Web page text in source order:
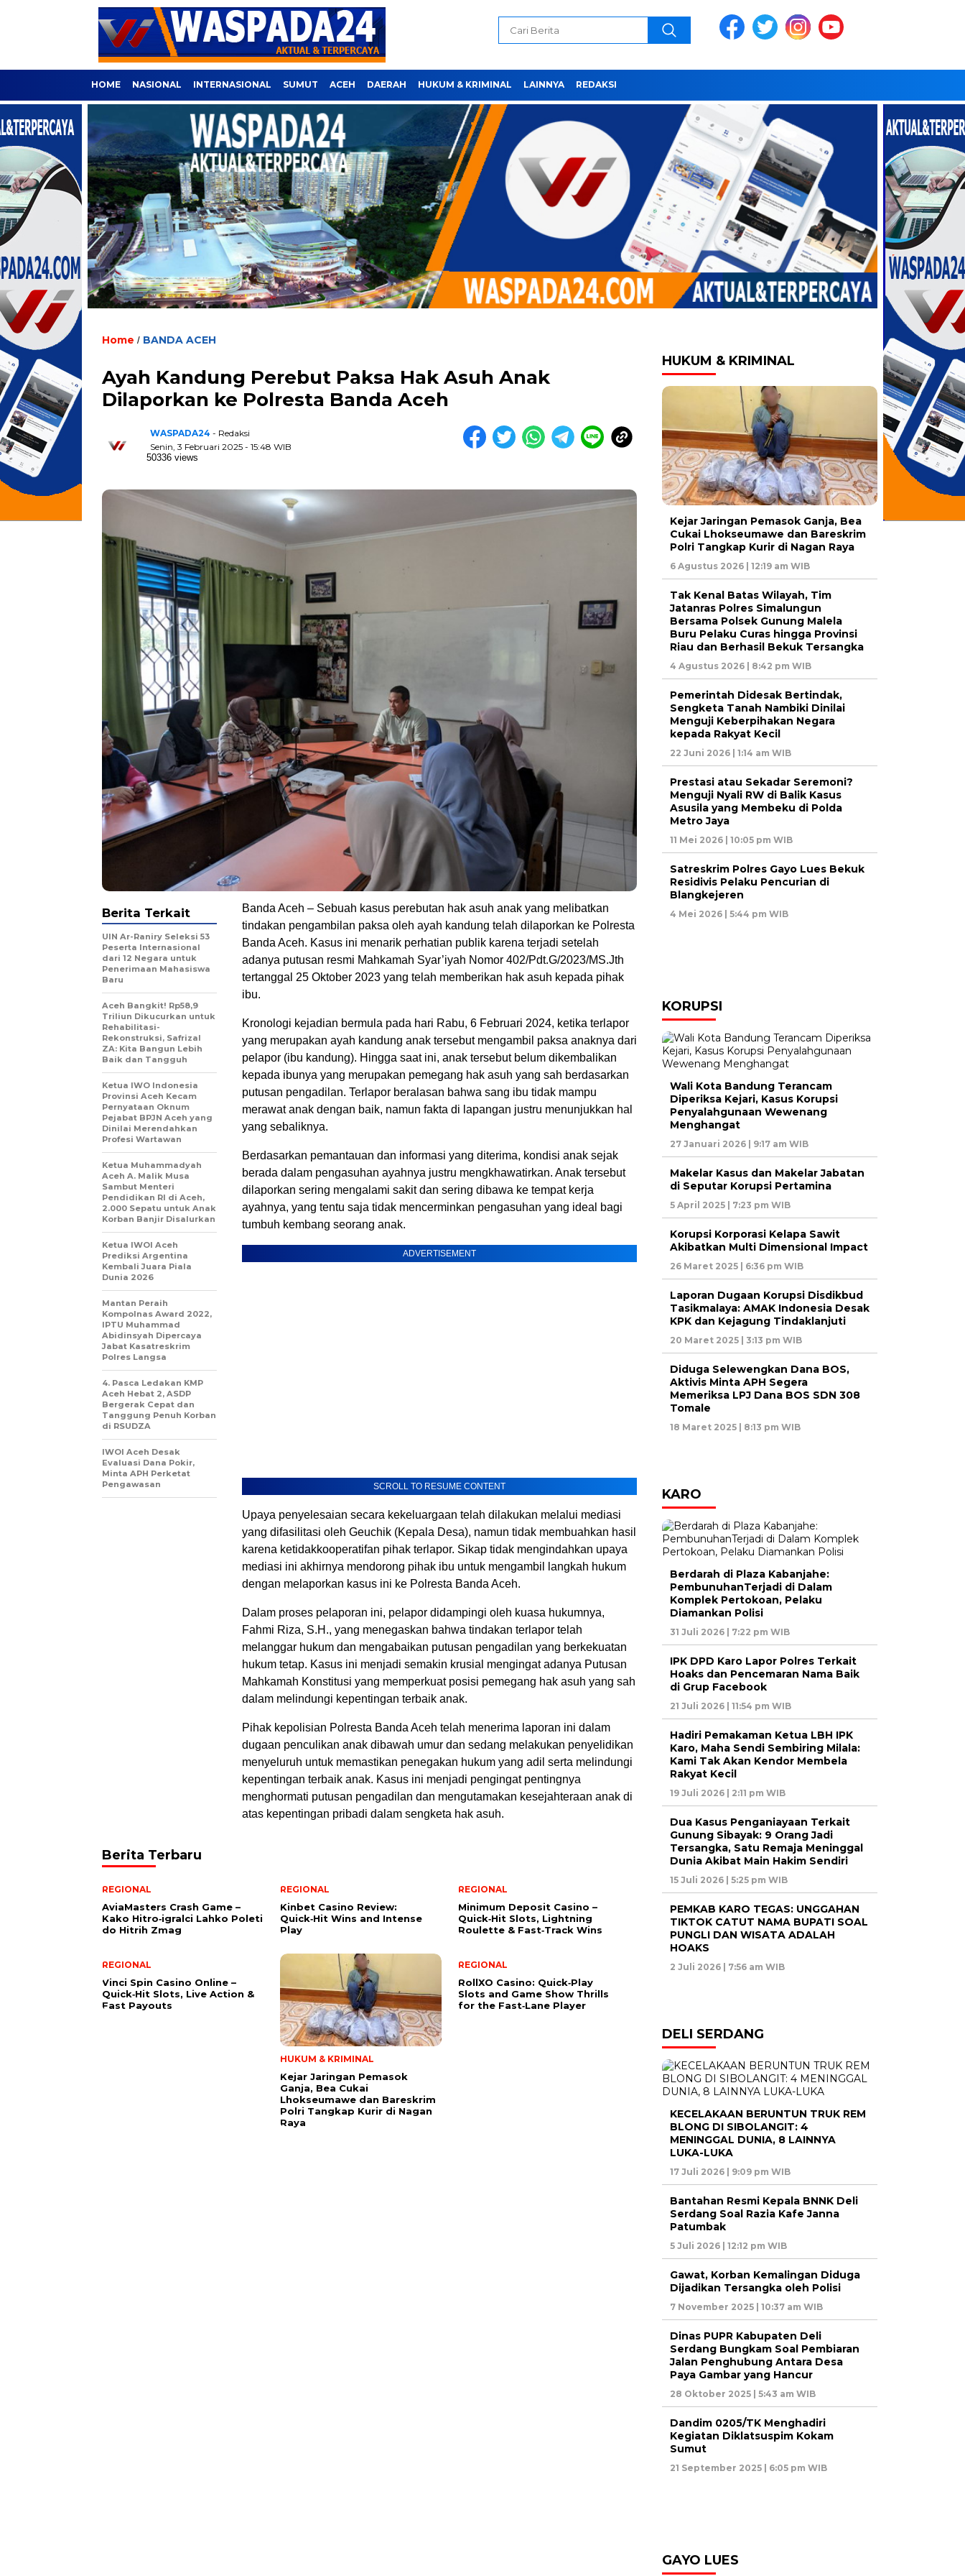
HOME NASIONAL INTERNASIONAL SUMUT ACEH DAERAH HUKUM & KRIMINAL LAINNYA REDAKSI
Home / BANDA ACEH
Ayah Kandung Perebut Paksa Hak Asuh Anak
Dilaporkan ke Polresta Banda Aceh
WASPADA24 - Redaksi
Senin, 3 Februari 2025 - 15:48 WIB
50336 views
Banda Aceh – Sebuah kasus perebutan hak asuh anak yang melibatkan
tindakan pengambilan paksa oleh ayah kandung telah dilaporkan ke Polresta
Banda Aceh. Kasus ini menarik perhatian publik karena terjadi setelah
adanya putusan resmi Mahkamah Syar’iyah Nomor 402/Pdt.G/2023/MS.Jth
tertanggal 25 Oktober 2023 yang telah memberikan hak asuh kepada pihak
ibu.
Kronologi kejadian bermula pada hari Rabu, 6 Februari 2024, ketika terlapor
yang merupakan ayah kandung anak tersebut mengambil paksa anaknya dari
pelapor (ibu kandung). Hingga saat ini, anak tersebut belum dikembalikan
kepada ibunya yang merupakan pemegang hak asuh yang sah berdasarkan
putusan pengadilan. Terlapor beralasan bahwa sang ibu tidak mampu
merawat anak dengan baik, namun fakta di lapangan justru menunjukkan hal
yang sebaliknya.
Berdasarkan pemantauan dan informasi yang diterima, kondisi anak sejak
berada dalam pengasuhan ayahnya justru mengkhawatirkan. Anak tersebut
dilaporkan sering mengalami sakit dan sering dibawa ke tempat kerja
ayahnya, yang tentu saja tidak mencerminkan pengasuhan yang ideal bagi
tumbuh kembang seorang anak.
ADVERTISEMENT
SCROLL TO RESUME CONTENT
Upaya penyelesaian secara kekeluargaan telah dilakukan melalui mediasi
yang difasilitasi oleh Geuchik (Kepala Desa), namun tidak membuahkan hasil
karena ketidakkooperatifan pihak terlapor. Sikap tidak mengindahkan upaya
mediasi ini akhirnya mendorong pihak ibu untuk mengambil langkah hukum
dengan melaporkan kasus ini ke Polresta Banda Aceh.
Dalam proses pelaporan ini, pelapor didampingi oleh kuasa hukumnya,
Fahmi Riza, S.H., yang menegaskan bahwa tindakan terlapor telah
melanggar hukum dan mengabaikan putusan pengadilan yang berkekuatan
hukum tetap. Kasus ini menjadi semakin krusial mengingat adanya Putusan
Mahkamah Konstitusi yang memperkuat posisi pemegang hak asuh yang sah
dalam melindungi kepentingan terbaik anak.
Pihak kepolisian Polresta Banda Aceh telah menerima laporan ini dalam
dugaan penculikan anak dibawah umur dan sedang melakukan penyelidikan
menyeluruh untuk memastikan penegakan hukum yang adil serta melindungi
kepentingan terbaik anak. Kasus ini menjadi pengingat pentingnya
menghormati putusan pengadilan dan mengutamakan kesejahteraan anak di
atas kepentingan pribadi dalam sengketa hak asuh.
Berita Terkait
UIN Ar-Raniry Seleksi 53
Peserta Internasional
dari 12 Negara untuk
Penerimaan Mahasiswa
Baru
Aceh Bangkit! Rp58,9
Triliun Dikucurkan untuk
Rehabilitasi-
Rekonstruksi, Safrizal
ZA: Kita Bangun Lebih
Baik dan Tangguh
Ketua IWO Indonesia
Provinsi Aceh Kecam
Pernyataan Oknum
Pejabat BPJN Aceh yang
Dinilai Merendahkan
Profesi Wartawan
Ketua Muhammadyah
Aceh A. Malik Musa
Sambut Menteri
Pendidikan RI di Aceh,
2.000 Sepatu untuk Anak
Korban Banjir Disalurkan
Ketua IWOI Aceh
Prediksi Argentina
Kembali Juara Piala
Dunia 2026
Mantan Peraih
Kompolnas Award 2022,
IPTU Muhammad
Abidinsyah Dipercaya
Jabat Kasatreskrim
Polres Langsa
4. Pasca Ledakan KMP
Aceh Hebat 2, ASDP
Bergerak Cepat dan
Tanggung Penuh Korban
di RSUDZA
IWOI Aceh Desak
Evaluasi Dana Pokir,
Minta APH Perketat
Pengawasan
Berita Terbaru
REGIONAL
AviaMasters Crash Game –
Kako Hitro‑igralci Lahko Poleti
do Hitrih Zmag
REGIONAL
Kinbet Casino Review:
Quick‑Hit Wins and Intense
Play
REGIONAL
Minimum Deposit Casino –
Quick‑Hit Slots, Lightning
Roulette & Fast‑Track Wins
REGIONAL
Vinci Spin Casino Online –
Quick‑Hit Slots, Live Action &
Fast Payouts
HUKUM & KRIMINAL
Kejar Jaringan Pemasok
Ganja, Bea Cukai
Lhokseumawe dan Bareskrim
Polri Tangkap Kurir di Nagan
Raya
REGIONAL
RollXO Casino: Quick‑Play
Slots and Game Show Thrills
for the Fast‑Lane Player
HUKUM & KRIMINAL
Kejar Jaringan Pemasok Ganja, Bea
Cukai Lhokseumawe dan Bareskrim
Polri Tangkap Kurir di Nagan Raya
6 Agustus 2026 | 12:19 am WIB
Tak Kenal Batas Wilayah, Tim
Jatanras Polres Simalungun
Bersama Polsek Gunung Malela
Buru Pelaku Curas hingga Provinsi
Riau dan Berhasil Bekuk Tersangka
4 Agustus 2026 | 8:42 pm WIB
Pemerintah Didesak Bertindak,
Sengketa Tanah Nambiki Dinilai
Menguji Keberpihakan Negara
kepada Rakyat Kecil
22 Juni 2026 | 1:14 am WIB
Prestasi atau Sekadar Seremoni?
Menguji Nyali RW di Balik Kasus
Asusila yang Membeku di Polda
Metro Jaya
11 Mei 2026 | 10:05 pm WIB
Satreskrim Polres Gayo Lues Bekuk
Residivis Pelaku Pencurian di
Blangkejeren
4 Mei 2026 | 5:44 pm WIB
KORUPSI
Wali Kota Bandung Terancam
Diperiksa Kejari, Kasus Korupsi
Penyalahgunaan Wewenang
Menghangat
27 Januari 2026 | 9:17 am WIB
Makelar Kasus dan Makelar Jabatan
di Seputar Korupsi Pertamina
5 April 2025 | 7:23 pm WIB
Korupsi Korporasi Kelapa Sawit
Akibatkan Multi Dimensional Impact
26 Maret 2025 | 6:36 pm WIB
Laporan Dugaan Korupsi Disdikbud
Tasikmalaya: AMAK Indonesia Desak
KPK dan Kejagung Tindaklanjuti
20 Maret 2025 | 3:13 pm WIB
Diduga Selewengkan Dana BOS,
Aktivis Minta APH Segera
Memeriksa LPJ Dana BOS SDN 308
Tomale
18 Maret 2025 | 8:13 pm WIB
KARO
Berdarah di Plaza Kabanjahe:
PembunuhanTerjadi di Dalam
Komplek Pertokoan, Pelaku
Diamankan Polisi
31 Juli 2026 | 7:22 pm WIB
IPK DPD Karo Lapor Polres Terkait
Hoaks dan Pencemaran Nama Baik
di Grup Facebook
21 Juli 2026 | 11:54 pm WIB
Hadiri Pemakaman Ketua LBH IPK
Karo, Maha Sendi Sembiring Milala:
Kami Tak Akan Kendor Membela
Rakyat Kecil
19 Juli 2026 | 2:11 pm WIB
Dua Kasus Penganiayaan Terkait
Gunung Sibayak: 9 Orang Jadi
Tersangka, Satu Remaja Meninggal
Dunia Akibat Main Hakim Sendiri
15 Juli 2026 | 5:25 pm WIB
PEMKAB KARO TEGAS: UNGGAHAN
TIKTOK CATUT NAMA BUPATI SOAL
PUNGLI DAN WISATA ADALAH
HOAKS
2 Juli 2026 | 7:56 am WIB
DELI SERDANG
KECELAKAAN BERUNTUN TRUK REM
BLONG DI SIBOLANGIT: 4
MENINGGAL DUNIA, 8 LAINNYA
LUKA-LUKA
17 Juli 2026 | 9:09 pm WIB
Bantahan Resmi Kepala BNNK Deli
Serdang Soal Razia Kafe Janna
Patumbak
5 Juli 2026 | 12:12 pm WIB
Gawat, Korban Kemalingan Diduga
Dijadikan Tersangka oleh Polisi
7 November 2025 | 10:37 am WIB
Dinas PUPR Kabupaten Deli
Serdang Bungkam Soal Pembiaran
Jalan Penghubung Antara Desa
Paya Gambar yang Hancur
28 Oktober 2025 | 5:43 am WIB
Dandim 0205/TK Menghadiri
Kegiatan Diklatsuspim Kokam
Sumut
21 September 2025 | 6:05 pm WIB
GAYO LUES